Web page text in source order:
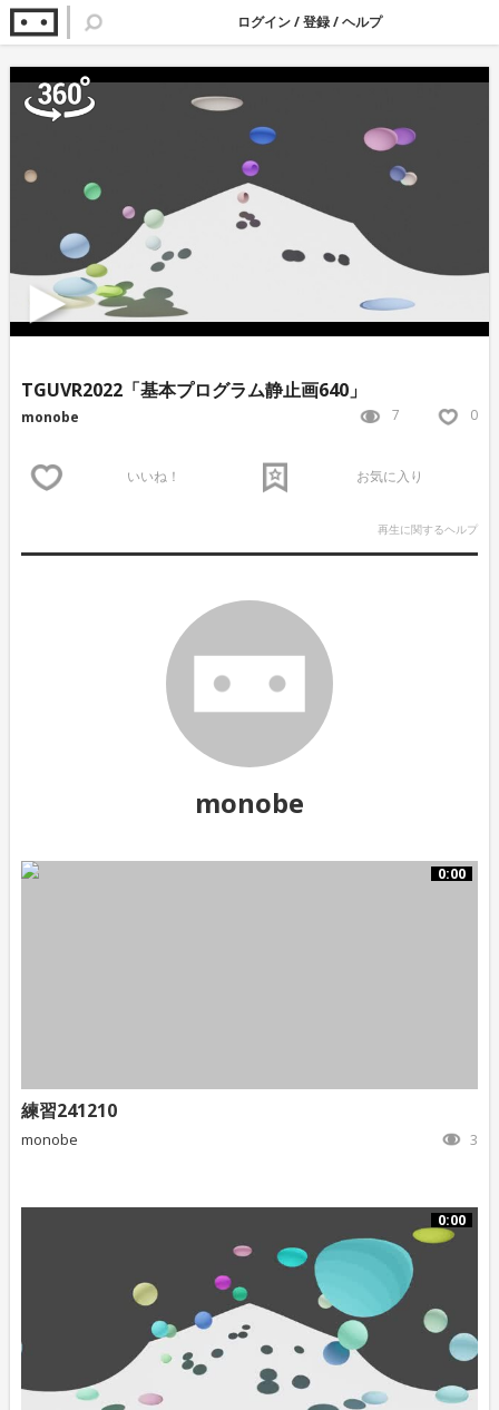
ログイン/登録/ヘルプ
TGUVR2022「基本プログラム静止画640」
monobe 7 0
いいね！ お気に入り
再生に関するヘルプ
monobe
0:00
練習241210
monobe 3
0:00